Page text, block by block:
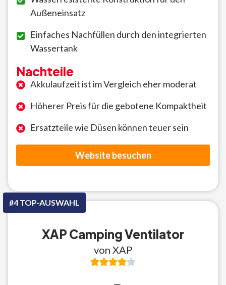
Außeneinsatz
Einfaches Nachfüllen durch den integrierten
Wassertank
Nachteile
Akkulaufzeit ist im Vergleich eher moderat
Höherer Preis für die gebotene Kompaktheit
Ersatzteile wie Düsen können teuer sein
Website besuchen
#4 TOP-AUSWAHL
XAP Camping Ventilator
von XAP